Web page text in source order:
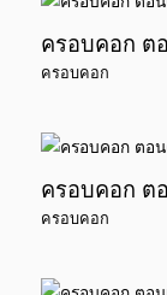
ครอบคอก ต
ครอบคอก
ครอบคอก ต
ครอบคอก